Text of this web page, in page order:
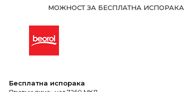
МОЖНОСТ ЗА БЕСПЛАТНА ИСПОРАКА
Бесплатна испорака